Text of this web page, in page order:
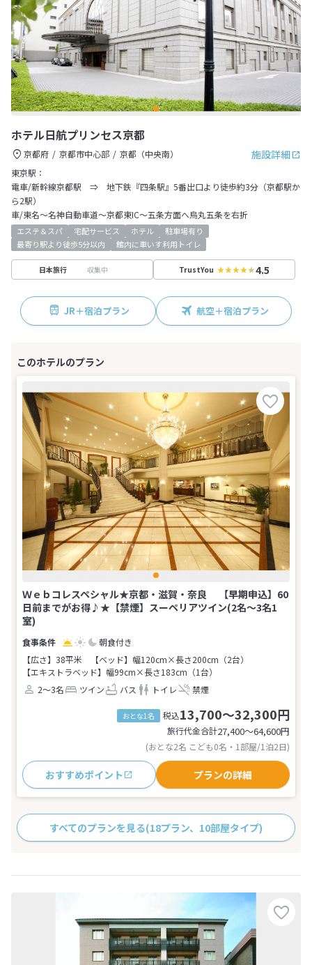
ホテル日航プリンセス京都
施設詳細
京都府 京都市中心部
京都（中央南）
東京駅：
電車/新幹線京都駅 ⇒ 地下鉄『四条駅』5番出口より徒歩約3分（京都駅か
ら2駅）
車/東名～名神自動車道～京都東IC～五条方面へ烏丸五条を右折
エステ＆スパ 宅配サービス ホテル
駐車場有り
最寄り駅より徒歩5分以内
館内に車いす利用トイレ
日本旅行 収集中 TrustYou 4.5
JR＋宿泊プラン 航空＋宿泊プラン
Ｗｅｂコレスペシャル★京都・滋賀・奈良 【早期申込】60
日前までがお得♪★【禁煙】スーペリアツイン(2名～3名1
室)
朝食付き
【広さ】38平米
【ベッド】幅120cm×長さ200cm（2台）
【エキストラベッド】幅99cm×長さ183cm（1台）
2～3名
ツイン バス トイレ 禁煙
おとな1名 税込13,700～32,300円
旅行代金合計27,400〜64,600円
(おとな2名 こども0名・1部屋/1泊2日)
おすすめポイント プランの詳細
すべてのプランを見る(18プラン、10部屋タイプ)